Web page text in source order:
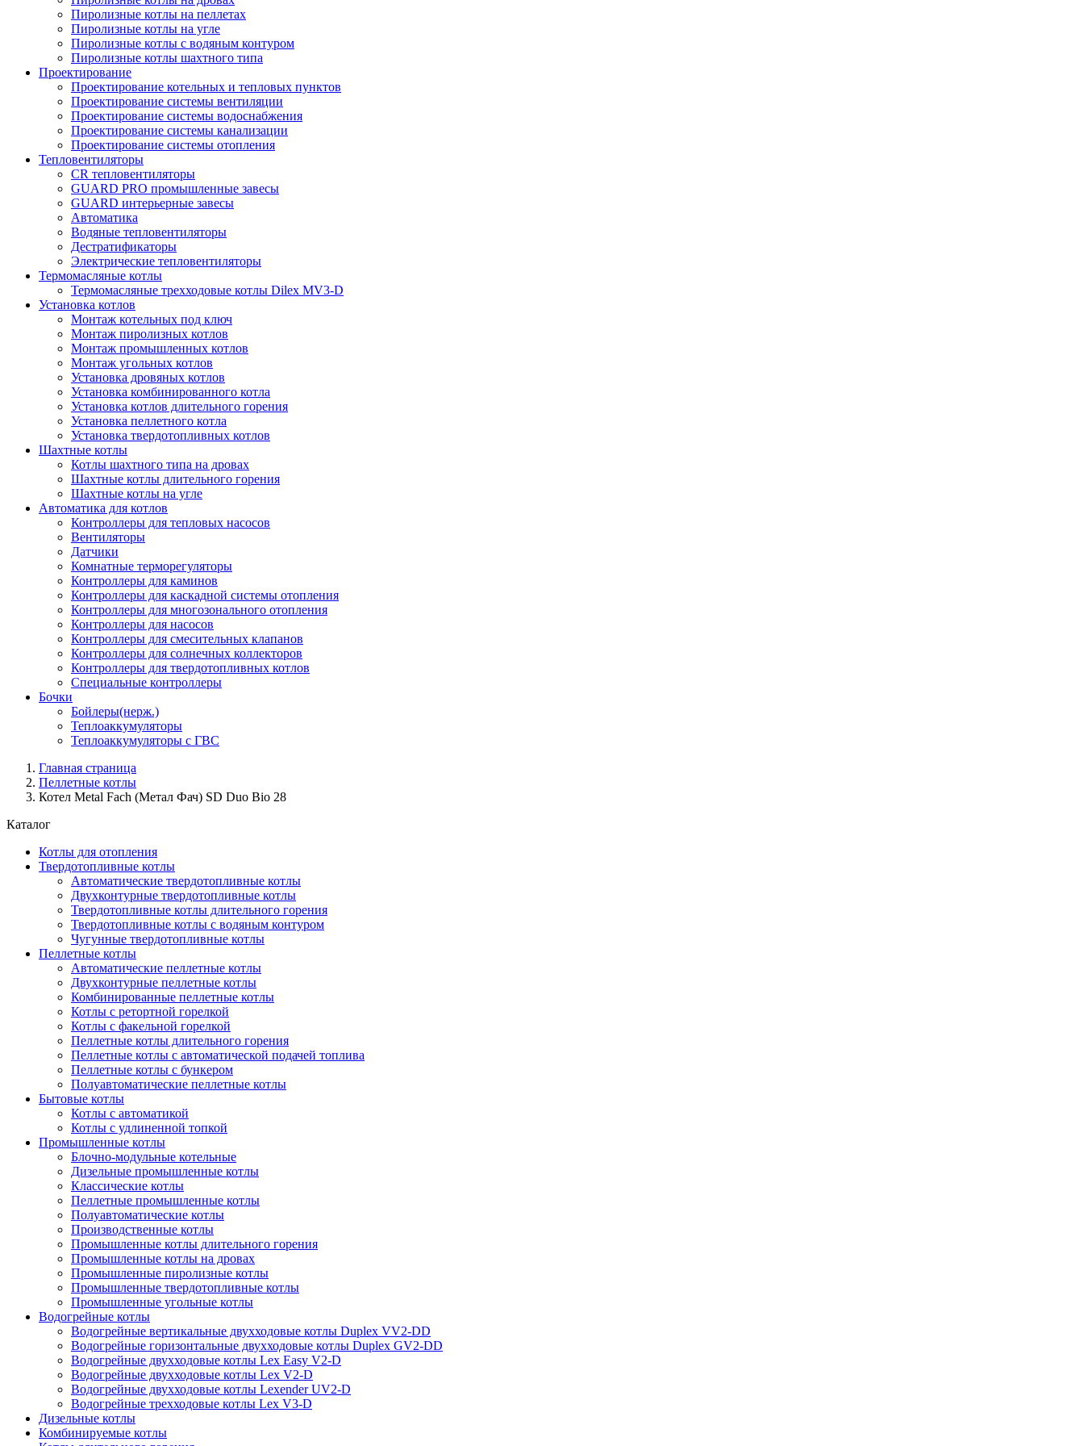
Пиролизные котлы на пеллетах
Пиролизные котлы на угле
Пиролизные котлы с водяным контуром
Пиролизные котлы шахтного типа
Проектирование
Проектирование котельных и тепловых пунктов
Проектирование системы вентиляции
Проектирование системы водоснабжения
Проектирование системы канализации
Проектирование системы отопления
Тепловентиляторы
CR тепловентиляторы
GUARD PRO промышленные завесы
GUARD интерьерные завесы
Автоматика
Водяные тепловентиляторы
Дестратификаторы
Электрические тепловентиляторы
Термомасляные котлы
Термомасляные трехходовые котлы Dilex MV3-D
Установка котлов
Монтаж котельных под ключ
Монтаж пиролизных котлов
Монтаж промышленных котлов
Монтаж угольных котлов
Установка дровяных котлов
Установка комбинированного котла
Установка котлов длительного горения
Установка пеллетного котла
Установка твердотопливных котлов
Шахтные котлы
Котлы шахтного типа на дровах
Шахтные котлы длительного горения
Шахтные котлы на угле
Автоматика для котлов
Контроллеры для тепловых насосов
Вентиляторы
Датчики
Комнатные терморегуляторы
Контроллеры для каминов
Контроллеры для каскадной системы отопления
Контроллеры для многозонального отопления
Контроллеры для насосов
Контроллеры для смесительных клапанов
Контроллеры для солнечных коллекторов
Контроллеры для твердотопливных котлов
Специальные контроллеры
Бочки
Бойлеры(нерж.)
Теплоаккумуляторы
Теплоаккумуляторы с ГВС
Главная страница
Пеллетные котлы
Котел Metal Fach (Метал Фач) SD Duo Bio 28
Каталог
Котлы для отопления
Твердотопливные котлы
Автоматические твердотопливные котлы
Двухконтурные твердотопливные котлы
Твердотопливные котлы длительного горения
Твердотопливные котлы с водяным контуром
Чугунные твердотопливные котлы
Пеллетные котлы
Автоматические пеллетные котлы
Двухконтурные пеллетные котлы
Комбинированные пеллетные котлы
Котлы с ретортной горелкой
Котлы с факельной горелкой
Пеллетные котлы длительного горения
Пеллетные котлы с автоматической подачей топлива
Пеллетные котлы с бункером
Полуавтоматические пеллетные котлы
Бытовые котлы
Котлы с автоматикой
Котлы с удлиненной топкой
Промышленные котлы
Блочно-модульные котельные
Дизельные промышленные котлы
Классические котлы
Пеллетные промышленные котлы
Полуавтоматические котлы
Производственные котлы
Промышленные котлы длительного горения
Промышленные котлы на дровах
Промышленные пиролизные котлы
Промышленные твердотопливные котлы
Промышленные угольные котлы
Водогрейные котлы
Водогрейные вертикальные двухходовые котлы Duplex VV2-DD
Водогрейные горизонтальные двухходовые котлы Duplex GV2-DD
Водогрейные двухходовые котлы Lex Easy V2-D
Водогрейные двухходовые котлы Lex V2-D
Водогрейные двухходовые котлы Lexender UV2-D
Водогрейные трехходовые котлы Lex V3-D
Дизельные котлы
Комбинируемые котлы